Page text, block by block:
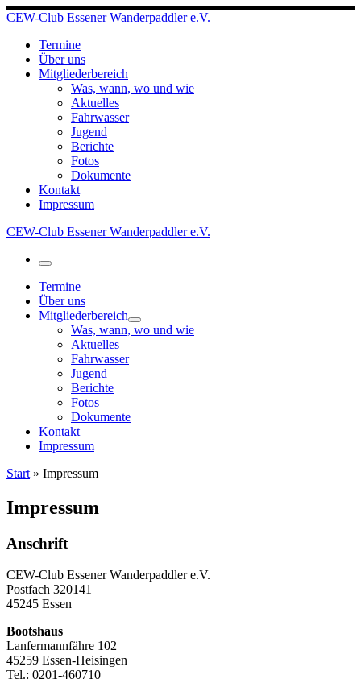
Zum
Inhalt
springen
CEW-Club Essener Wanderpaddler e.V.
Termine
Über uns
Mitgliederbereich
Was, wann, wo und wie
Aktuelles
Fahrwasser
Jugend
Berichte
Fotos
Dokumente
Kontakt
Impressum
CEW-Club Essener Wanderpaddler e.V.
Menü
Termine
Über uns
Mitgliederbereich
Was, wann, wo und wie
Aktuelles
Fahrwasser
Jugend
Berichte
Fotos
Dokumente
Kontakt
Impressum
Start » Impressum
Impressum
Anschrift
CEW-Club Essener Wanderpaddler e.V.
Postfach 320141
45245 Essen
Bootshaus
Lanfermannfähre 102
45259 Essen-Heisingen
Tel.: 0201-460710